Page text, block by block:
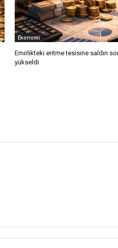
Ekonomi
Emirlikteki eritme tesisine saldırı
yükseldi